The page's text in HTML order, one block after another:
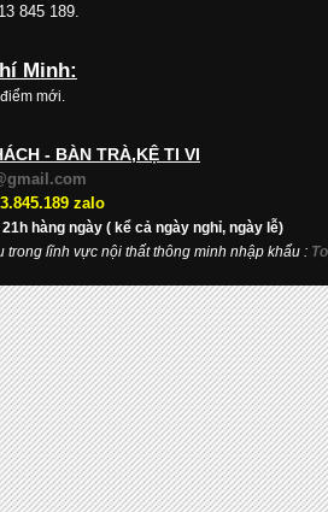
845 189.
Minh:
mới.
- BÀN TRÀ,KỆ TI VI
zalo
hàng ngày ( kể cả ngày nghỉ, ngày lễ)
trong lĩnh vực nội thất thông minh nhập khẩu :